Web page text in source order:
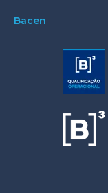
Bacen